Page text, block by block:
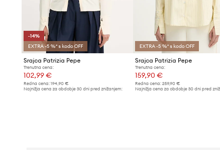
-14%
EXTRA -5 %* s kodo OFF
Srajca Patrizia Pepe
Trenutna cena:
102,99 €
Redna cena: 194,90 €
Najnižja cena za obdobje 30 dni pred znižanjem:
EXTRA -5 %* s kodo OFF
Srajca Patrizia Pepe
Trenutna cena:
159,90 €
Redna cena:259,90 €
Najnižja cena za obdobje 30 dni pred